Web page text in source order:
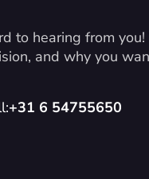
to hearing from
and why you
+31 6 54755650